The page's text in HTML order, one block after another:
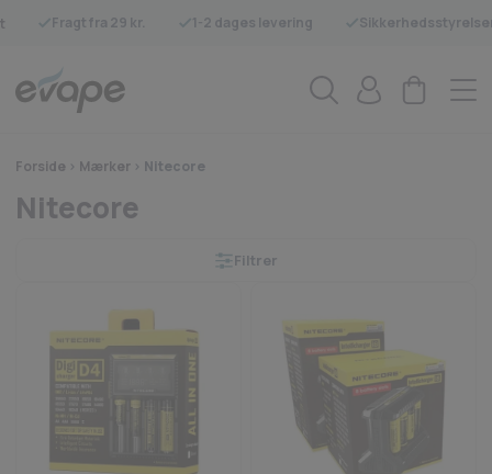
Fragt fra 29 kr. 1-2 dages levering
Forside > Mærker > Nitecore
Nitecore
Filtrer